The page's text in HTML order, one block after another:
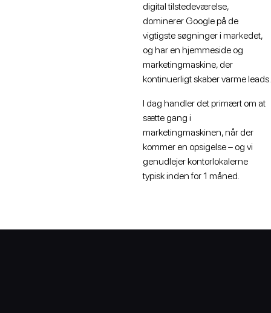
digital tilstedeværelse,
dominerer Google på de
vigtigste søgninger i markedet,
og har en hjemmeside og
marketingmaskine, der
kontinuerligt skaber varme leads.
I dag handler det primært om at
sætte gang i
marketingmaskinen, når der
kommer en opsigelse – og vi
genudlejer kontorlokalerne
typisk inden for 1 måned.